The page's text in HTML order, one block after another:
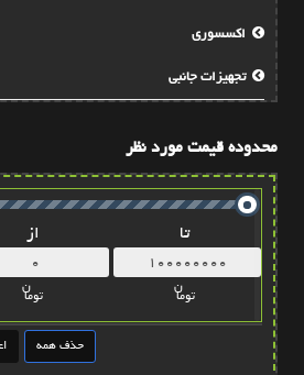
اکسسوری
تجهيزات جانبي
محدوده قیمت مورد نظر
تا
توما
ن
از
توما
ن